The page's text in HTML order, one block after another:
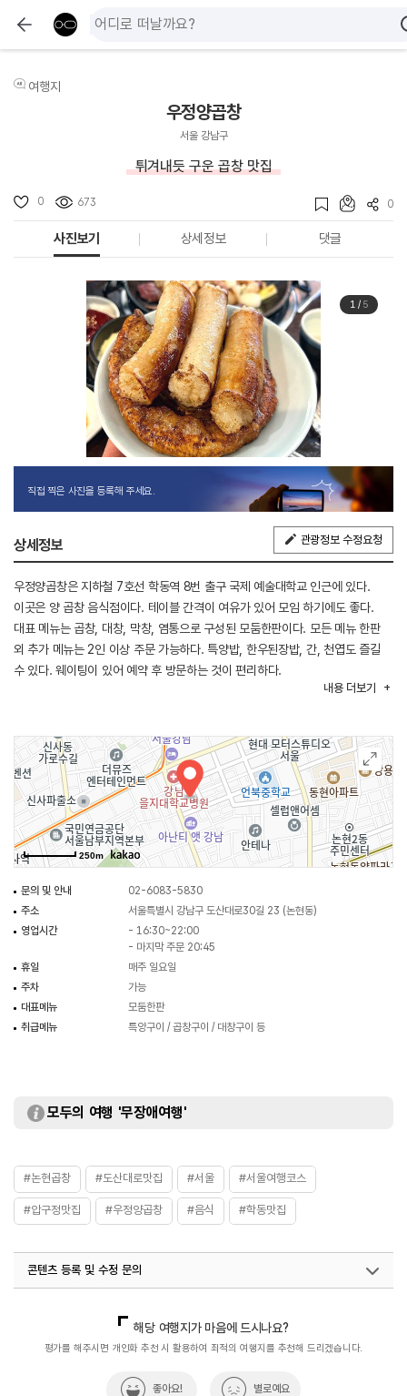
여행지
우정양곱창
서울 강남구
튀겨내듯 구운 곱창 맛집
0 673 0
사진보기 상세정보 댓글
1/ 5
직접 찍은 사진을 등록해 주세요.
상세정보 관광정보 수정요청
우정양곱창은 지하철 7호선 학동역 8번 출구 국제 예술대학교 인근에 있다.
이곳은 양 곱창 음식점이다. 테이블 간격이 여유가 있어 모임 하기에도 좋다.
대표 메뉴는 곱창, 대창, 막창, 염통으로 구성된 모둠한판이다. 모든 메뉴 한판
외 추가 메뉴는 2인 이상 주문 가능하다. 특양밥, 한우된장밥, 간, 천엽도 즐길
수 있다. 웨이팅이 있어 예약 후 방문하는 것이 편리하다.
내용 더보기
250m
문의 및 안내
02-6083-5830
주소
서울특별시 강남구 도산대로30길 23 (논현동)
영업시간
- 16:30~22:00
- 마지막 주문 20:45
휴일
매주 일요일
주차
가능
대표메뉴
모둠한판
취급메뉴
특양구이 / 곱창구이 / 대창구이 등
모두의 여행 '무장애여행'
#논현곱창 #도산대로맛집 #서울 #서울여행코스
#압구정맛집 #우정양곱창 #음식 #학동맛집
콘텐츠 등록 및 수정 문의
해당 여행지가 마음에 드시나요?
평가를 해주시면 개인화 추천 시 활용하여 최적의 여행지를 추천해 드리겠습니다.
좋아요! 별로예요